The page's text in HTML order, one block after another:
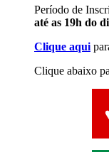
Período de
até as 19h do
Clique aqui
Clique abaixo